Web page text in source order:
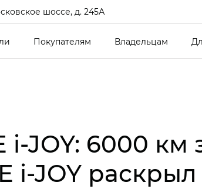
шоссе, д. 245А
Покупателям Владельцам
i‑JOY: 6000
i‑JOY